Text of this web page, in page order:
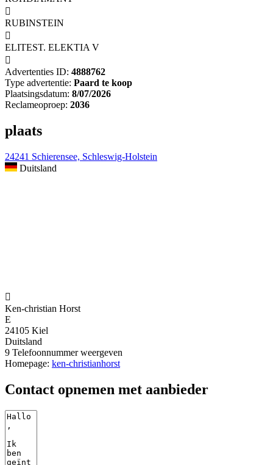

RUBINSTEIN

ELITEST. ELEKTIA V

Advertenties ID: 4888762
Type advertentie: Paard te koop
Plaatsingsdatum: 8/07/2026
Reclameoproep: 2036
plaats
24241 Schierensee, Schleswig-Holstein
Duitsland

Ken-christian Horst
E
24105 Kiel
Duitsland
9 Telefoonnummer weergeven
Homepage: ken-christianhorst
Contact opnemen met aanbieder